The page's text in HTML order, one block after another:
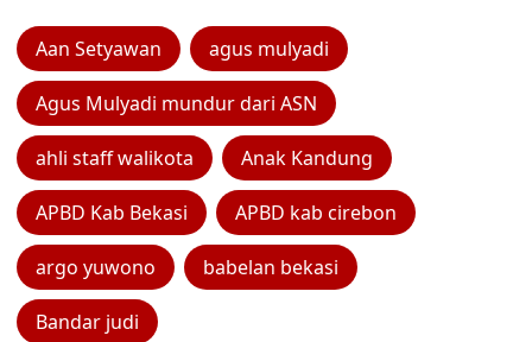
Aan Setyawan agus mulyadi
Agus Mulyadi mundur dari ASN
ahli staff walikota Anak Kandung
APBD Kab Bekasi APBD kab cirebon
argo yuwono babelan bekasi
Bandar judi